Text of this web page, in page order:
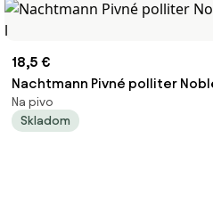
18,5 €
Nachtmann Pivné polliter
Na pivo
Skladom